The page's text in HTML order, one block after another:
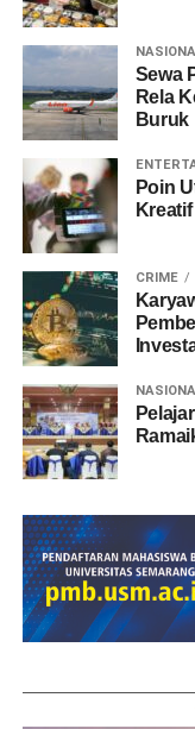
Sewa
Rela
Buruk
Poin
Kreatif
CRIME